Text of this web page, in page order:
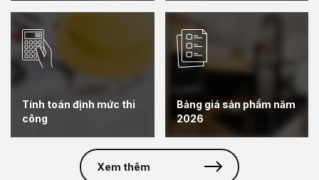
Tính toán định mức thi
công
Bảng giá sản phẩm năm
2026
Xem thêm